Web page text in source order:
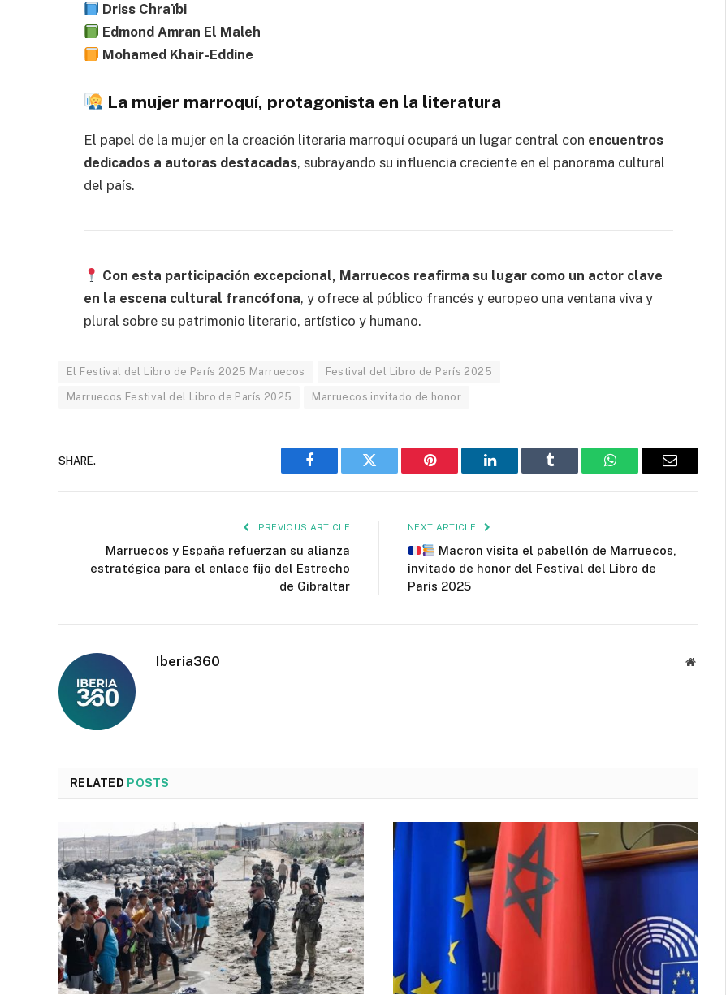
Driss Chraïbi
Edmond Amran El Maleh
Mohamed Khair-Eddine
La mujer marroquí, protagonista en la literatura
El papel de la mujer en la creación literaria marroquí ocupará un lugar central con encuentros
dedicados a autoras destacadas, subrayando su influencia creciente en el panorama cultural
del país.
Con esta participación excepcional, Marruecos reafirma su lugar como un actor clave
en la escena cultural francófona, y ofrece al público francés y europeo una ventana viva y
plural sobre su patrimonio literario, artístico y humano.
El Festival del Libro de París 2025 Marruecos Festival del Libro de París 2025
Marruecos Festival del Libro de París 2025 Marruecos invitado de honor
SHARE.
Facebook Twitter Pinterest LinkedIn Tumblr WhatsAppEmail
PREVIOUS ARTICLE
Marruecos y España refuerzan su alianza
estratégica para el enlace fijo del Estrecho
de Gibraltar
NEXT ARTICLE
Macron visita el pabellón de Marruecos,
invitado de honor del Festival del Libro de
París 2025
Iberia360 Website
RELATED POSTS